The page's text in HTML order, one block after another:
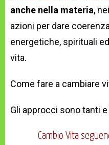
anche nella materia,
azioni per dare
energetiche, spirituali
vita.
Come fare a cambiare
Gli approcci sono tanti
Cambio Vita